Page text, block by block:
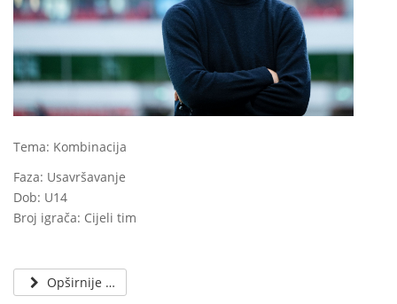
Tema: Kombinacija
Faza: Usavršavanje
Dob: U14
Broj igrača: Cijeli tim
Opširnije …